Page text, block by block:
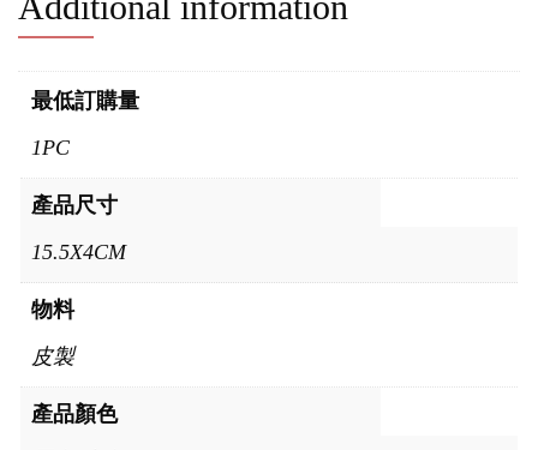
最低訂購量
1PC
產品尺寸
15.5X4CM
物料
皮製
產品顏色